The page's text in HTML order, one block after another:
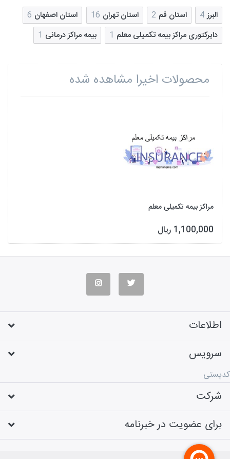
البرز 4 استان قم 2 استان تهران 16 استان اصفهان 6
دایرکتوری مراکز بیمه تکمیلی معلم 1 بیمه مراکز درمانی 1
محصولات اخیرا مشاهده شده
مراکز بیمه تکمیلی معلم
1,100,000 ریال
اطلاعات
سرویس
کدپستی
شرکت
برای عضویت در خبرنامه